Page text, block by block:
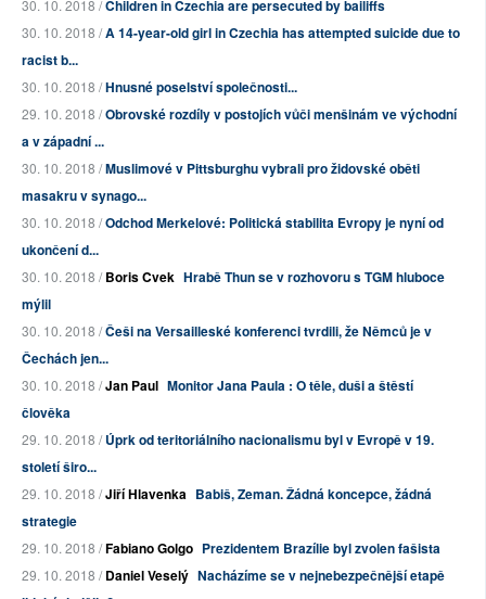
30. 10. 2018 /Children in Czechia are persecuted by bailiffs
30. 10. 2018 /A 14-year-old girl in Czechia has attempted suicide due to
racist b...
30. 10. 2018 /Hnusné poselství společnosti...
29. 10. 2018 /Obrovské rozdíly v postojích vůči menšinám ve východní
a v západní ...
30. 10. 2018 /Muslimové v Pittsburghu vybrali pro židovské oběti
masakru v synago...
30. 10. 2018 /Odchod Merkelové: Politická stabilita Evropy je nyní od
ukončení d...
30. 10. 2018 /Boris Cvek Hrabě Thun se v rozhovoru s TGM hluboce
mýlil
30. 10. 2018 /Češi na Versailleské konferenci tvrdili, že Němců je v
Čechách jen...
30. 10. 2018 /Jan Paul Monitor Jana Paula : O těle, duši a štěstí
člověka
29. 10. 2018 /Úprk od teritoriálního nacionalismu byl v Evropě v 19.
století širo...
29. 10. 2018 /Jiří Hlavenka Babiš, Zeman. Žádná koncepce, žádná
strategie
29. 10. 2018 /Fabiano Golgo Prezidentem Brazílie byl zvolen fašista
29. 10. 2018 /Daniel Veselý Nacházíme se v nejnebezpečnější etapě